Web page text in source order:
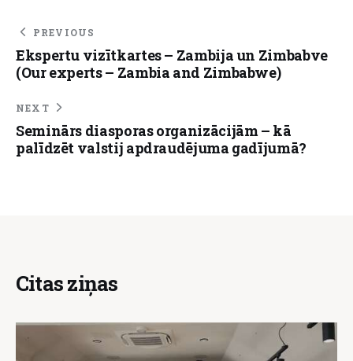
PREVIOUS
Ekspertu vizītkartes – Zambija un Zimbabve
(Our experts – Zambia and Zimbabwe)
NEXT
Seminārs diasporas organizācijām – kā
palīdzēt valstij apdraudējuma gadījumā?
Citas ziņas